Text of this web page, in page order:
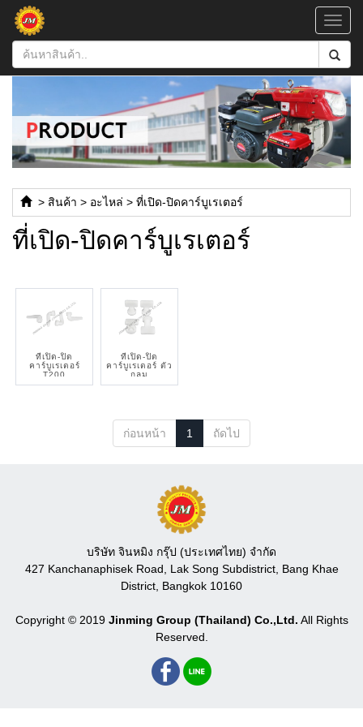
> สินค้า > อะไหล่ > ที่เปิด-ปิดคาร์บูเรเตอร์
ที่เปิด-ปิดคาร์บูเรเตอร์
ที่เปิด-ปิด
คาร์บูเรเตอร์
T200
ที่เปิด-ปิด
คาร์บูเรเตอร์ ตัว
กลม
ก่อนหน้า 1 ถัดไป
บริษัท จินหมิง กรุ๊ป (ประเทศไทย) จำกัด
427 Kanchanaphisek Road, Lak Song Subdistrict, Bang Khae
District, Bangkok 10160
Copyright © 2019 Jinming Group (Thailand) Co.,Ltd. All Rights
Reserved.